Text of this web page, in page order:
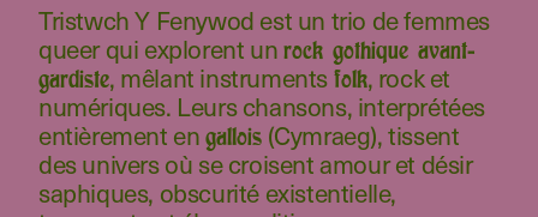
Tristwch Y Fenywod est un trio de femmes
queer qui explorent un rock gothique avant-
gardiste, mêlant instruments folk, rock et
numériques. Leurs chansons, interprétées
entièrement en gallois (Cymraeg), tissent
des univers où se croisent amour et désir
saphiques, obscurité existentielle,